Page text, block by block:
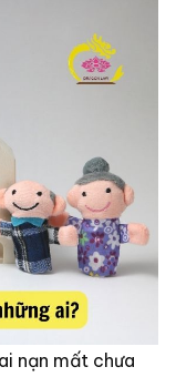
nạn mất chưa